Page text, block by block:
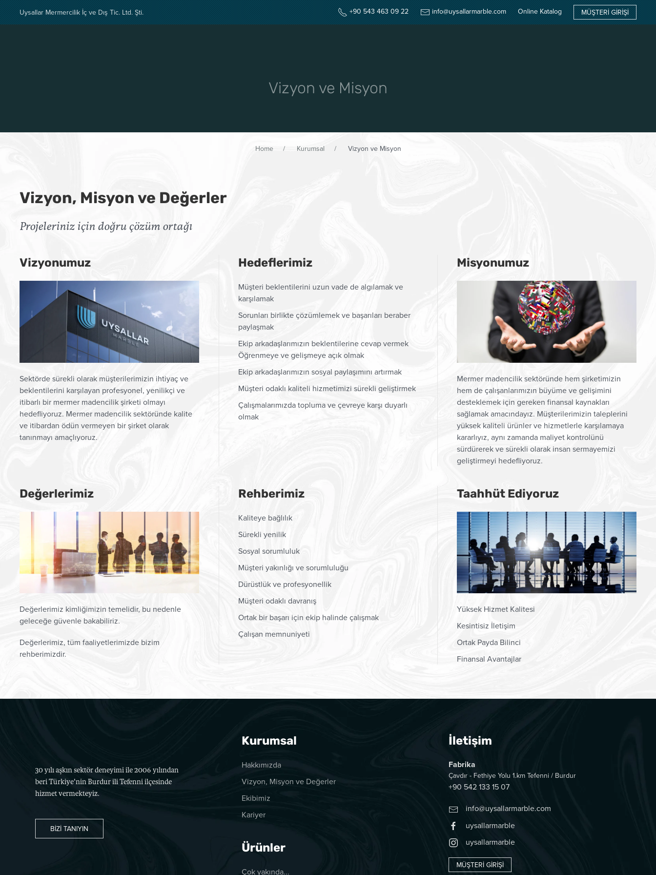
Skip
Uysallar Mermercilik İç ve Dış Tic. Ltd. Şti. +90 543 463 09 22 info@uysallarmarble.com Online Katalog MÜŞTERI GIRIŞI
Vizyon ve Misyon
Home Kurumsal Vizyon ve Misyon
Vizyon, Misyon ve Değerler
Projeleriniz için doğru çözüm ortağı
Vizyonumuz
Sektörde sürekli olarak müşterilerimizin ihtiyaç ve
beklentilerini karşılayan profesyonel, yenilikçi ve
itibarlı bir mermer madencilik şirketi olmayı
hedefliyoruz. Mermer madencilik sektöründe kalite
ve itibardan ödün vermeyen bir şirket olarak
tanınmayı amaçlıyoruz.
Hedeflerimiz
Müşteri beklentilerini uzun vade de algılamak ve
karşılamak
Sorunları birlikte çözümlemek ve başarıları beraber
paylaşmak
Ekip arkadaşlarımızın beklentilerine cevap vermek
Öğrenmeye ve gelişmeye açık olmak
Ekip arkadaşlarımızın sosyal paylaşımını artırmak
Müşteri odaklı kaliteli hizmetimizi sürekli geliştirmek
Çalışmalarımızda topluma ve çevreye karşı duyarlı
olmak
Misyonumuz
Mermer madencilik sektöründe hem şirketimizin
hem de çalışanlarımızın büyüme ve gelişimini
desteklemek için gereken finansal kaynakları
sağlamak amacındayız. Müşterilerimizin taleplerini
yüksek kaliteli ürünler ve hizmetlerle karşılamaya
kararlıyız, aynı zamanda maliyet kontrolünü
sürdürerek ve sürekli olarak insan sermayemizi
geliştirmeyi hedefliyoruz.
Değerlerimiz
Değerlerimiz kimliğimizin temelidir, bu nedenle
geleceğe güvenle bakabiliriz.
Değerlerimiz, tüm faaliyetlerimizde bizim
rehberimizdir.
Rehberimiz
Kaliteye bağlılık
Sürekli yenilik
Sosyal sorumluluk
Müşteri yakınlığı ve sorumluluğu
Dürüstlük ve profesyonellik
Müşteri odaklı davranış
Ortak bir başarı için ekip halinde çalışmak
Çalışan memnuniyeti
Taahhüt Ediyoruz
Yüksek Hizmet Kalitesi
Kesintisiz İletişim
Ortak Payda Bilinci
Finansal Avantajlar
30 yılı aşkın sektör deneyimi ile 2006 yılından
beri Türkiye'nin Burdur ili Tefenni ilçesinde
hizmet vermekteyiz.
BIZI TANIYIN
Kurumsal
Hakkımızda
Vizyon, Misyon ve Değerler
Ekibimiz
Kariyer
Ürünler
Çok yakında...
İletişim
Fabrika
Çavdır - Fethiye Yolu 1.km Tefenni / Burdur
+90 542 133 15 07
info@uysallarmarble.com
uysallarmarble
uysallarmarble
MÜŞTERI GIRIŞI